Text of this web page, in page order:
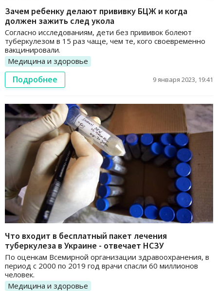
Зачем ребенку делают прививку БЦЖ и когда
должен зажить след укола
Согласно исследованиям, дети без прививок болеют
туберкулезом в 15 раз чаще, чем те, кого своевременно
вакцинировали.
Медицина и здоровье
Подробнее 9 января 2023, 19:41
Что входит в бесплатный пакет лечения
туберкулеза в Украине - отвечает НСЗУ
По оценкам Всемирной организации здравоохранения, в
период с 2000 по 2019 год врачи спасли 60 миллионов
человек.
Медицина и здоровье